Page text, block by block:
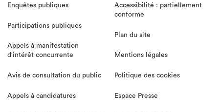
Enquêtes publiques
Participations publiques
Appels à manifestation
d'intérêt concurrente
Avis de consultation du public
Appels à candidatures
Accessibilité : partiellement
conforme
Plan du site
Mentions légales
Politique des cookies
Espace Presse